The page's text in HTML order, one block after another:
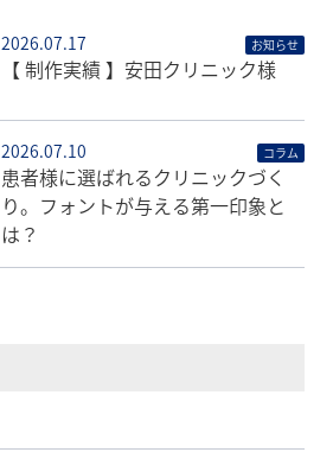
2026.07.17 お知らせ
【 制作実績 】安田クリニック様
2026.07.10 コラム
患者様に選ばれるクリニックづく
り。フォントが与える第一印象と
は？